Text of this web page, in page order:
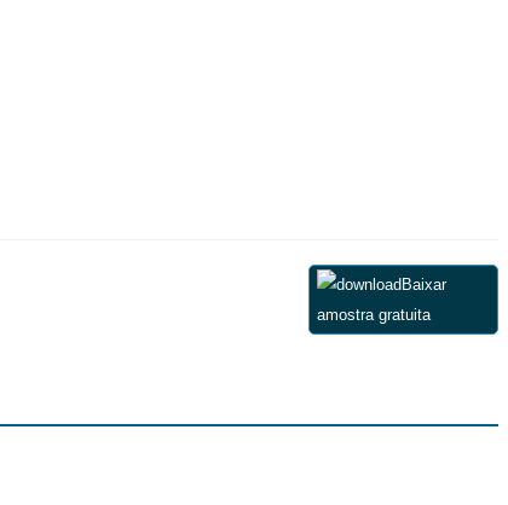
Baixar
amostra gratuita